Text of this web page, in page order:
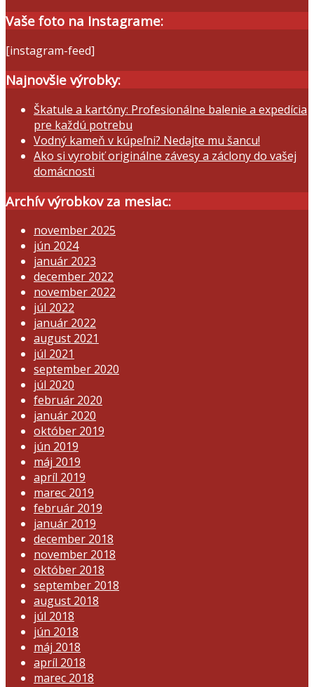
Vaše foto na Instagrame:
[instagram-feed]
Najnovšie výrobky:
Škatule a kartóny: Profesionálne balenie a expedícia
pre každú potrebu
Vodný kameň v kúpeľni? Nedajte mu šancu!
Ako si vyrobiť originálne závesy a záclony do vašej
domácnosti
Archív výrobkov za mesiac:
november 2025
jún 2024
január 2023
december 2022
november 2022
júl 2022
január 2022
august 2021
júl 2021
september 2020
júl 2020
február 2020
január 2020
október 2019
jún 2019
máj 2019
apríl 2019
marec 2019
február 2019
január 2019
december 2018
november 2018
október 2018
september 2018
august 2018
júl 2018
jún 2018
máj 2018
apríl 2018
marec 2018